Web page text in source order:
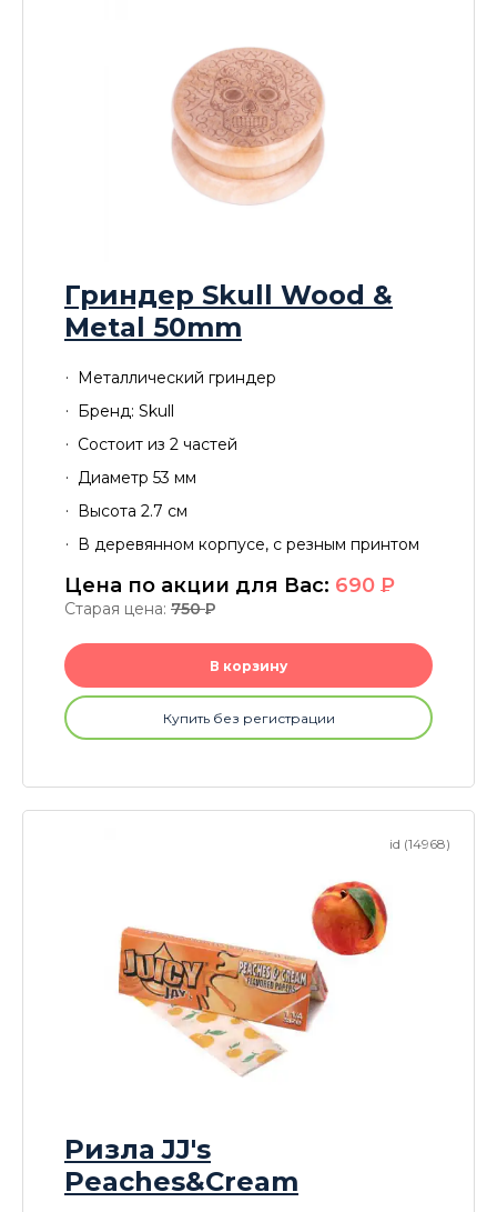
Гриндер Skull Wood &
Metal 50mm
Металлический гриндер
Бренд: Skull
Состоит из 2 частей
Диаметр 53 мм
Высота 2.7 см
В деревянном корпусе, с резным принтом
Цена по акции для Вас: 690 P
Старая цена: 750P
В корзину
Купить без регистрации
id (14968)
Ризла JJ's
Peaches&Cream